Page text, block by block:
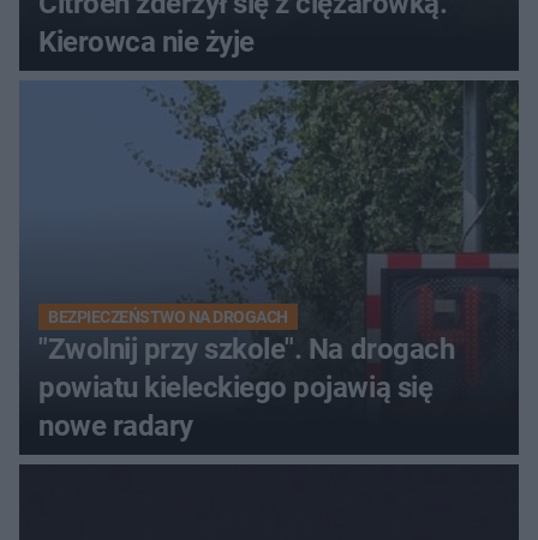
Kierowca nie żyje
BEZPIECZEŃSTWO NA DROGACH
"Zwolnij przy szkole". Na drogach
powiatu kieleckiego pojawią się
nowe radary